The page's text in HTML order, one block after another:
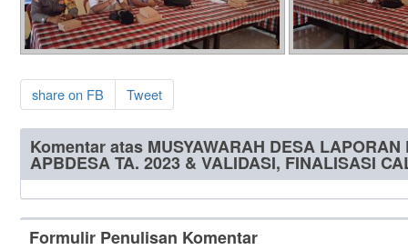
share on FB Tweet
Komentar atas MUSYAWARAH DESA LAPORAN
APBDESA TA. 2023 & VALIDASI, FINALISASI
Formulir Penulisan Komentar